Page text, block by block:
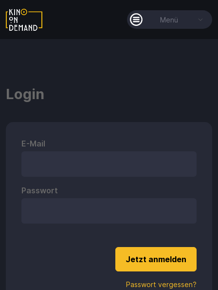
Menü
Einlösen
Login
E-Mail
Passwort
Passwort vergessen?